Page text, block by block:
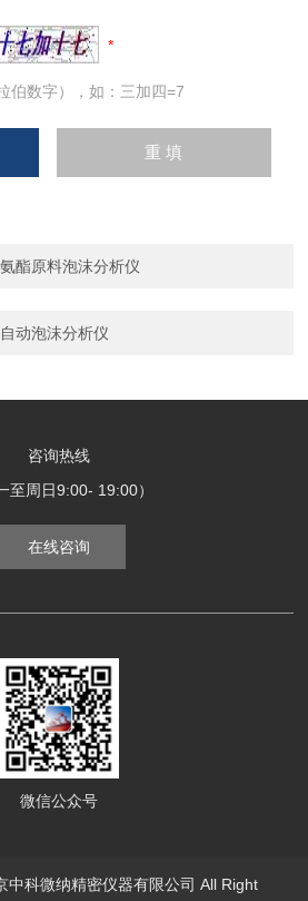
伯数字），如：三加四=7
酯原料泡沫分析仪
动泡沫分析仪
咨询热线
至周日9:00- 19:00）
在线咨询
微信公众号
中科微纳精密仪器有限公司 All Right